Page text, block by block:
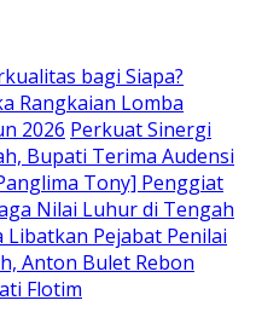
bagi Siapa?
Rangkaian Lomba
2026 Perkuat Sinergi
Bupati Terima Audensi
Tony] Penggiat
Nilai Luhur di Tengah
Libatkan Pejabat Penilai
Anton Bulet Rebon
Flotim